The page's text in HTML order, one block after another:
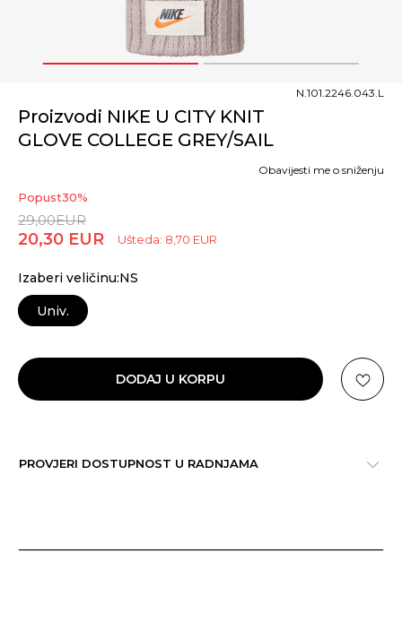
1 2
Proizvodi NIKE U CITY KNIT
GLOVE COLLEGE GREY/SAIL
N.101.2246.043.L
Popust30%
29,00EUR
20,30 EUR Ušteda: 8,70 EUR
Obavijesti me o sniženju
Izaberi veličinu:NS
Univ.
DODAJ U KORPU
PROVJERI DOSTUPNOST U RADNJAMA